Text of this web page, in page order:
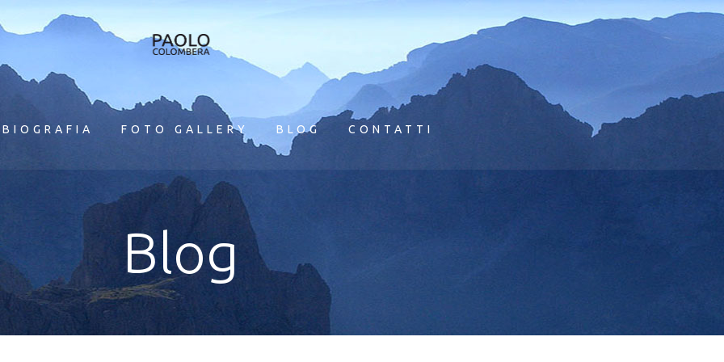
BIOGRAFIA FOTO GALLERY BLOG CONTATTI
Blog